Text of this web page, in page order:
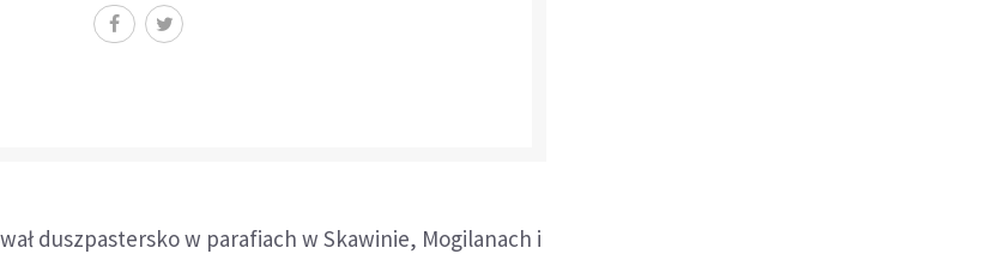
duszpastersko w parafiach w Skawinie, Mogilanach i